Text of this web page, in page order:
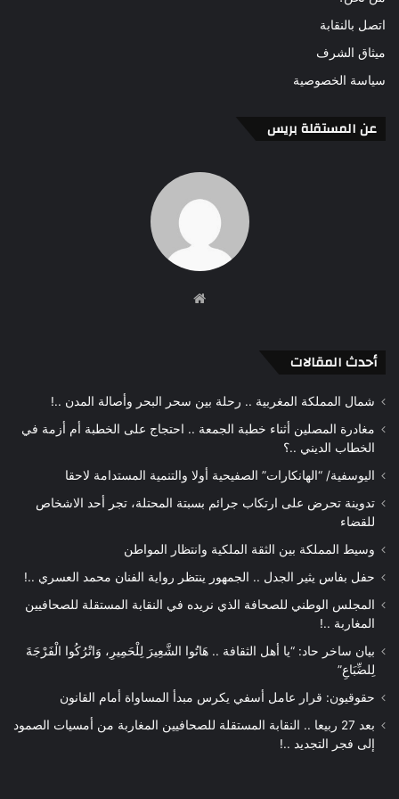
اتصل بالنقابة
ميثاق الشرف
سياسة الخصوصية
عن المستقلة بريس
أحدث المقالات
شمال المملكة المغربية .. رحلة بين سحر البحر وأصالة المدن ..!
مغادرة المصلين أثناء خطبة الجمعة .. احتجاج على الخطبة أم أزمة في
الخطاب الديني ..؟
اليوسفية/ “الهانكارات” الصفيحية أولا والتنمية المستدامة لاحقا
تدوينة تحرض على ارتكاب جرائم بسبتة المحتلة، تجر أحد الاشخاص
للقضاء
وسيط المملكة بين الثقة الملكية وانتظار المواطن
حفل بفاس يثير الجدل .. الجمهور ينتظر رواية الفنان محمد العسري ..!
المجلس الوطني للصحافة الذي نريده في النقابة المستقلة للصحافيين
المغاربة ..!
بيان ساخر حاد: “يا أهل الثقافة .. هَاتُوا الشَّعِيرَ لِلْحَمِيرِ، وَاتْرُكُوا الْفَرْجَةَ
لِلضِّبَاعِ”
حقوقيون: قرار عامل أسفي يكرس مبدأ المساواة أمام القانون
بعد 27 ربيعا .. النقابة المستقلة للصحافيين المغاربة من أمسيات الصمود
إلى فجر التجديد ..!